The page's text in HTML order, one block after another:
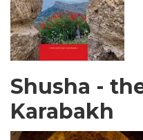
Shusha -
Karabakh